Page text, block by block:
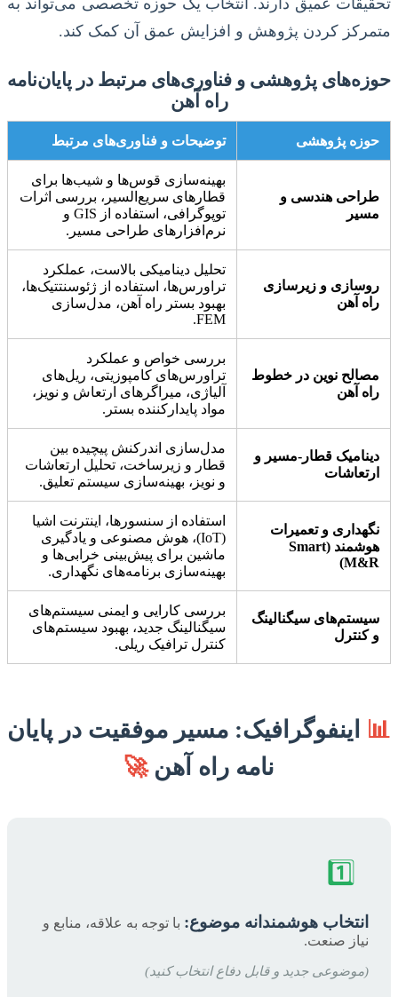
تحقیقات عمیق دارند. انتخاب یک حوزه تخصصی می‌تواند به
متمرکز کردن پژوهش و افزایش عمق آن کمک کند.
حوزه‌های پژوهشی و فناوری‌های مرتبط در پایان‌نامه
راه آهن
حوزه پژوهشی توضیحات و فناوری‌های مرتبط
طراحی هندسی و
مسیر
بهینه‌سازی قوس‌ها و شیب‌ها برای
قطارهای سریع‌السیر، بررسی اثرات
توپوگرافی، استفاده از GIS و
نرم‌افزارهای طراحی مسیر.
روسازی و زیرسازی
راه آهن
تحلیل دینامیکی بالاست، عملکرد
تراورس‌ها، استفاده از ژئوسنتتیک‌ها،
بهبود بستر راه آهن، مدل‌سازی
FEM.
مصالح نوین در خطوط
راه آهن
بررسی خواص و عملکرد
تراورس‌های کامپوزیتی، ریل‌های
آلیاژی، میراگرهای ارتعاش و نویز،
مواد پایدارکننده بستر.
دینامیک قطار-مسیر و
ارتعاشات
مدل‌سازی اندرکنش پیچیده بین
قطار و زیرساخت، تحلیل ارتعاشات
و نویز، بهینه‌سازی سیستم تعلیق.
نگهداری و تعمیرات
هوشمند (Smart
M&R)
استفاده از سنسورها، اینترنت اشیا
(IoT)، هوش مصنوعی و یادگیری
ماشین برای پیش‌بینی خرابی‌ها و
بهینه‌سازی برنامه‌های نگهداری.
سیستم‌های سیگنالینگ
و کنترل
بررسی کارایی و ایمنی سیستم‌های
سیگنالینگ جدید، بهبود سیستم‌های
کنترل ترافیک ریلی.
📊
اینفوگرافیک: مسیر موفقیت در پایان
نامه راه آهن🚀
1️⃣
انتخاب هوشمندانه موضوع: با توجه به علاقه، منابع و
نیاز صنعت.
(موضوعی جدید و قابل دفاع انتخاب کنید)